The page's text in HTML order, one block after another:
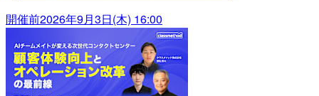
開催前2026年9月3日(木) 16:00